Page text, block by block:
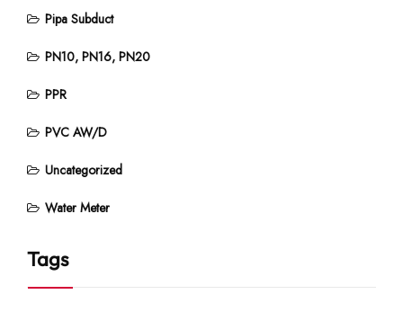
Pipa Subduct
PN10, PN16, PN20
PPR
PVC AW/D
Uncategorized
Water Meter
Tags